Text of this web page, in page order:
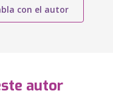
con el autor
autor